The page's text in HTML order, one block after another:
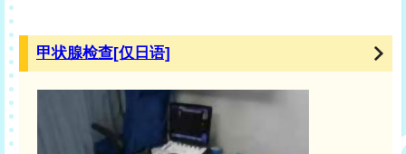
甲状腺检查[仅日语]